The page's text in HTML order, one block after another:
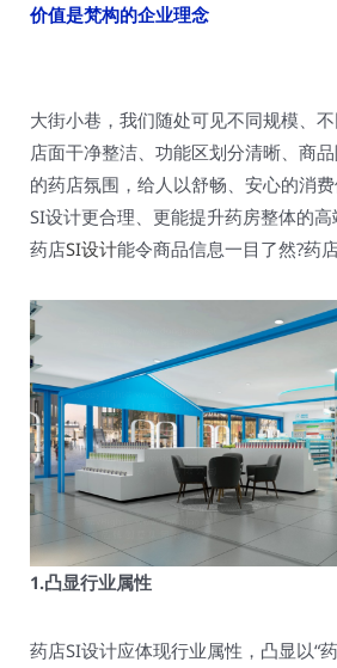
价值是梵构的企业理念
大街小巷，我们随处可见不同规模、不
店面干净整洁、功能区划分清晰、商
的药店氛围，给人以舒畅、安心的消
SI设计更合理、更能提升药房整体的
药店SI设计能令商品信息一目了然?药
1.凸显行业属性
药店SI设计应体现行业属性，凸显以“